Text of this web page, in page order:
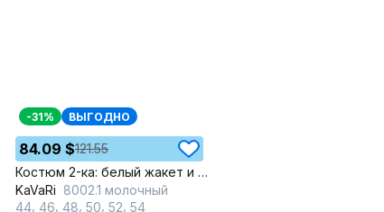
-31% ВЫГОДНО
84.09 $121.55
Костюм 2-ка: белый жакет и брюки из текстиля
KaVaRi 8002.1 молочный
44 46 48 50 52 54